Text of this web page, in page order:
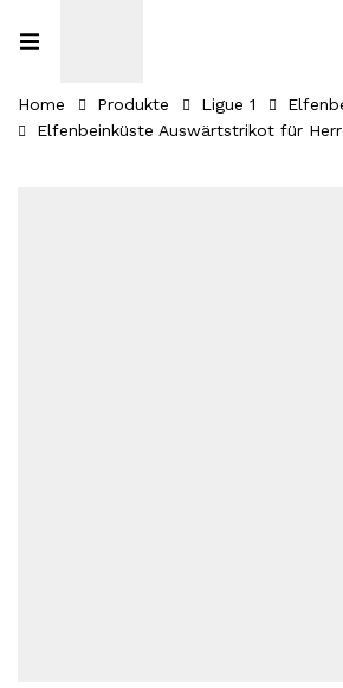
Home Produkte Ligue 1
Elfenbeinküste Auswärtstrikot für